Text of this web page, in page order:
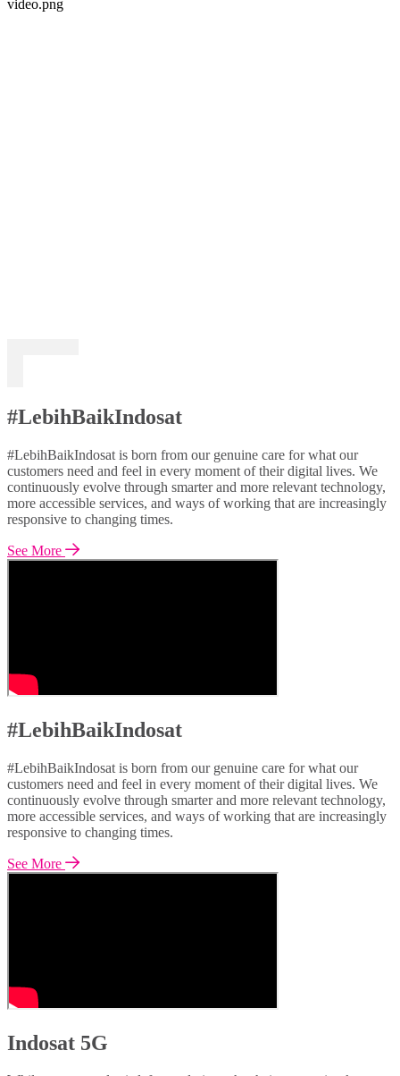
#LebihBaikIndosat
#LebihBaikIndosat is born from our genuine care for what our
customers need and feel in every moment of their digital lives. We
continuously evolve through smarter and more relevant technology,
more accessible services, and ways of working that are increasingly
responsive to changing times.
See More
#LebihBaikIndosat
#LebihBaikIndosat is born from our genuine care for what our
customers need and feel in every moment of their digital lives. We
continuously evolve through smarter and more relevant technology,
more accessible services, and ways of working that are increasingly
responsive to changing times.
See More
Indosat 5G